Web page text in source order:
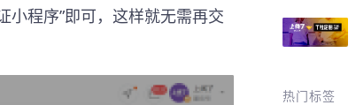
小程序”即可，这样就无需再交
热门标签